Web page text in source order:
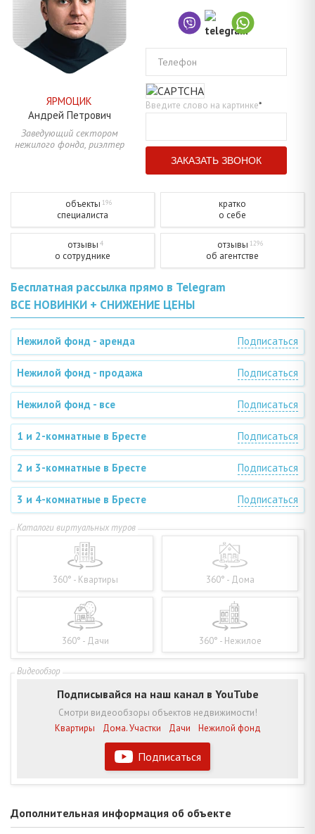
ЯРМОЦИК
Андрей Петрович
Заведующий сектором
нежилого фонда, риэлтер
Телефон
Введите слово на картинке*
объекты 196
специалиста
кратко
о себе
отзывы 4
о сотруднике
отзывы 1296
об агентстве
Бесплатная рассылка прямо в Telegram
ВСЕ НОВИНКИ + СНИЖЕНИЕ ЦЕНЫ
Нежилой фонд - аренда Подписаться
Нежилой фонд - продажа Подписаться
Нежилой фонд - все Подписаться
1 и 2-комнатные в Бресте Подписаться
2 и 3-комнатные в Бресте Подписаться
3 и 4-комнатные в Бресте Подписаться
360° - Квартиры 360° - Дома
360° - Дачи 360° - Нежилое
Подписаться
Подписывайся на наш канал в YouTube
Смотри видеообзоры объектов недвижимости!
Квартиры
Дома. Участки Дачи Нежилой фонд
Дополнительная информация об объекте